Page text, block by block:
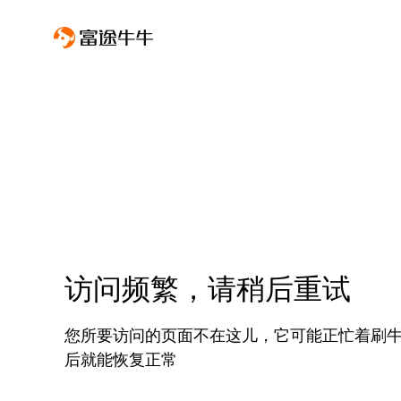
访问频繁，请稍后重试
您所要访问的页面不在这儿，它可能正忙着刷
后就能恢复正常